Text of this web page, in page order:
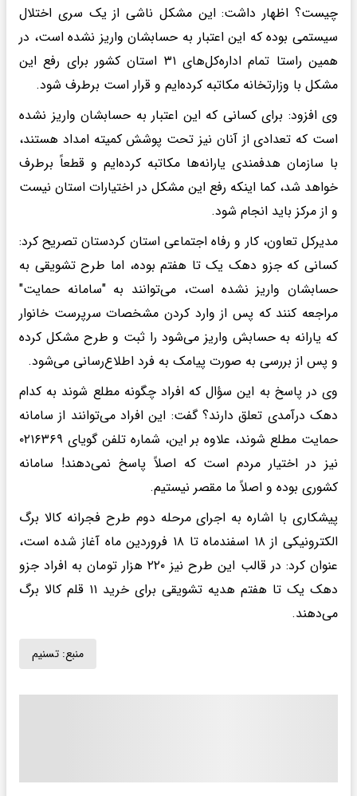
چیست؟ اظهار داشت: این مشکل ناشی از یک سری اختلال
سیستمی بوده که این اعتبار به حسابشان واریز نشده است، در
همین راستا تمام اداره‌کل‌های ۳۱ استان کشور برای رفع این
مشکل با وزارتخانه مکاتبه کرده‌ایم و قرار است برطرف شود.
وی افزود: برای کسانی که این اعتبار به حسابشان واریز نشده
است که تعدادی از آنان نیز تحت پوشش کمیته امداد هستند،
با سازمان هدفمندی یارانه‌ها مکاتبه کرده‌ایم و قطعاً برطرف
خواهد شد، کما اینکه رفع این مشکل در اختیارات استان نیست
و از مرکز باید انجام شود.
مدیرکل تعاون، کار و رفاه اجتماعی استان کردستان تصریح کرد:
کسانی که جزو دهک یک تا هفتم بوده، اما طرح تشویقی به
حسابشان واریز نشده است، می‌توانند به "سامانه حمایت"
مراجعه کنند که پس از وارد کردن مشخصات سرپرست خانوار
که یارانه به حسابش واریز می‌شود را ثبت و طرح مشکل کرده
و پس از بررسی به صورت پیامک به فرد اطلاع‌رسانی می‌شود.
وی در پاسخ به این سؤال که افراد چگونه مطلع شوند به کدام
دهک درآمدی تعلق دارند؟ گفت: این افراد می‌توانند از سامانه
حمایت مطلع شوند، علاوه بر این، شماره تلفن گویای ۰۲۱۶۳۶۹
نیز در اختیار مردم است که اصلاً پاسخ نمی‌دهند! سامانه
کشوری بوده و اصلاً ما مقصر نیستیم.
پیشکاری با اشاره به اجرای مرحله دوم طرح فجرانه کالا برگ
الکترونیکی از ۱۸ اسفندماه تا ۱۸ فروردین ماه آغاز شده است،
عنوان کرد: در قالب این طرح نیز ۲۲۰ هزار تومان به افراد جزو
دهک یک تا هفتم هدیه تشویقی برای خرید ۱۱ قلم کالا برگ
می‌دهند.
منبع: تسنیم